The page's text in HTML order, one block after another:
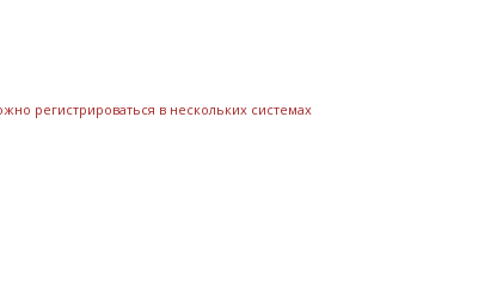
регистрироваться в нескольких системах